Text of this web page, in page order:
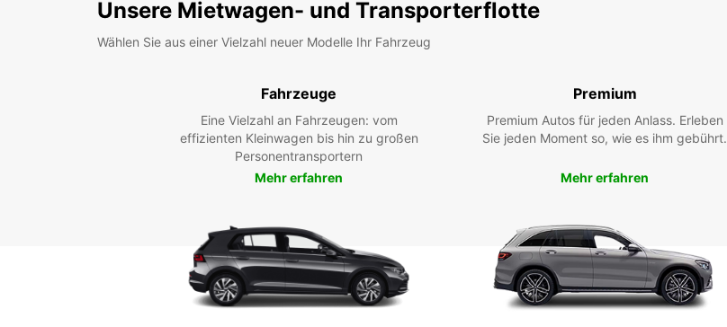
Unsere Mietwagen- und Transporterflotte
Wählen Sie aus einer Vielzahl neuer Modelle Ihr Fahrzeug
Fahrzeuge
Eine Vielzahl an Fahrzeugen: vom
effizienten Kleinwagen bis hin zu großen
Personentransportern
Mehr erfahren
Premium
Premium Autos für jeden Anlass. Erleben
Sie jeden Moment so, wie es ihm gebührt.
Mehr erfahren